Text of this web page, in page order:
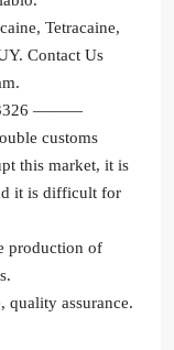
Tetracaine,
Contact Us
3326 ———
customs
this market, it is
it is difficult for
production of
quality assurance.